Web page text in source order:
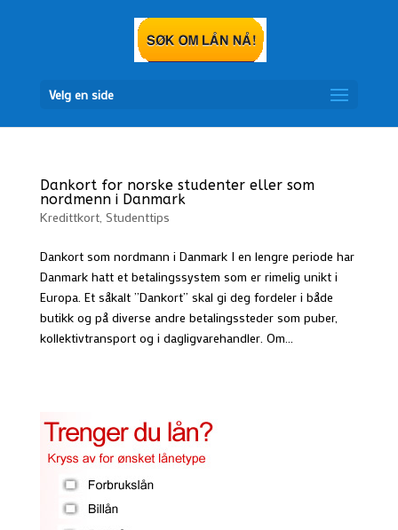
Velg en side
Dankort for norske studenter eller som
nordmenn i Danmark
Kredittkort, Studenttips
Dankort som nordmann i Danmark I en lengre periode har
Danmark hatt et betalingssystem som er rimelig unikt i
Europa. Et såkalt ”Dankort” skal gi deg fordeler i både
butikk og på diverse andre betalingssteder som puber,
kollektivtransport og i dagligvarehandler. Om...